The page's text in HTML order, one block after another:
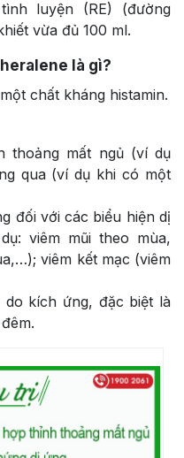
luyện (RE) (đường
vừa đủ 100 ml.
là gì?
chất kháng histamin.
thoảng mất ngủ (ví dụ
qua (ví dụ khi có một
đối với các biểu hiện dị
viêm mũi theo mùa,
viêm kết mạc (viêm
kích ứng, đặc biệt là